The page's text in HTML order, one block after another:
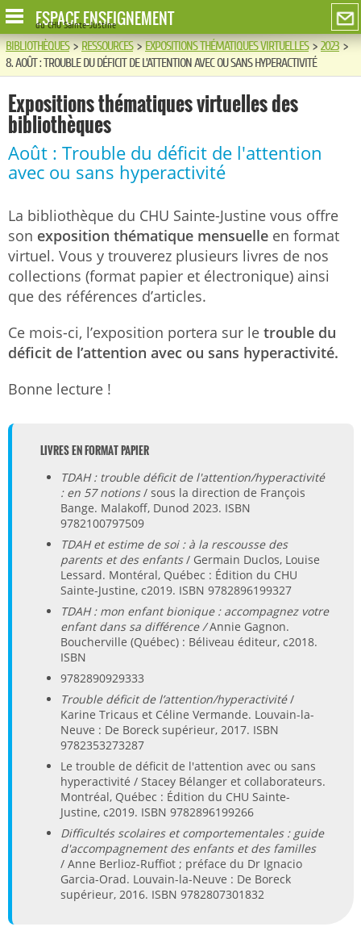
ESPACE ENSEIGNEMENT
du CHU Sainte-Justine
BIBLIOTHÈQUES>RESSOURCES>EXPOSITIONS THÉMATIQUES VIRTUELLES>2023>
8. AOÛT : TROUBLE DU DÉFICIT DE L'ATTENTION AVEC OU SANS HYPERACTIVITÉ
Expositions thématiques virtuelles des
bibliothèques
Août : Trouble du déficit de l'attention
avec ou sans hyperactivité
La bibliothèque du CHU Sainte-Justine vous offre
son exposition thématique mensuelle en format
virtuel. Vous y trouverez plusieurs livres de nos
collections (format papier et électronique) ainsi
que des références d’articles.
Ce mois-ci, l’exposition portera sur le trouble du
déficit de l’attention avec ou sans hyperactivité.
Bonne lecture !
LIVRES EN FORMAT PAPIER
TDAH : trouble déficit de l'attention/hyperactivité
: en 57 notions/ sous la direction de François
Bange. Malakoff, Dunod 2023. ISBN
9782100797509
TDAH et estime de soi : à la rescousse des
parents et des enfants/ Germain Duclos, Louise
Lessard. Montéral, Québec : Édition du CHU
Sainte-Justine, c2019. ISBN 9782896199327
TDAH : mon enfant bionique : accompagnez votre
enfant dans sa différence/Annie Gagnon.
Boucherville (Québec) : Béliveau éditeur, c2018.
ISBN
9782890929333
Trouble déficit de l’attention/hyperactivité/
Karine Tricaus et Céline Vermande. Louvain-la-
Neuve : De Boreck supérieur, 2017. ISBN
9782353273287
Le trouble de déficit de l'attention avec ou sans
hyperactivité / Stacey Bélanger et collaborateurs.
Montréal, Québec : Édition du CHU Sainte-
Justine, c2019. ISBN 9782896199266
Difficultés scolaires et comportementales : guide
d'accompagnement des enfants et des familles
/ Anne Berlioz-Ruffiot ; préface du Dr Ignacio
Garcia-Orad. Louvain-la-Neuve : De Boreck
supérieur, 2016. ISBN 9782807301832